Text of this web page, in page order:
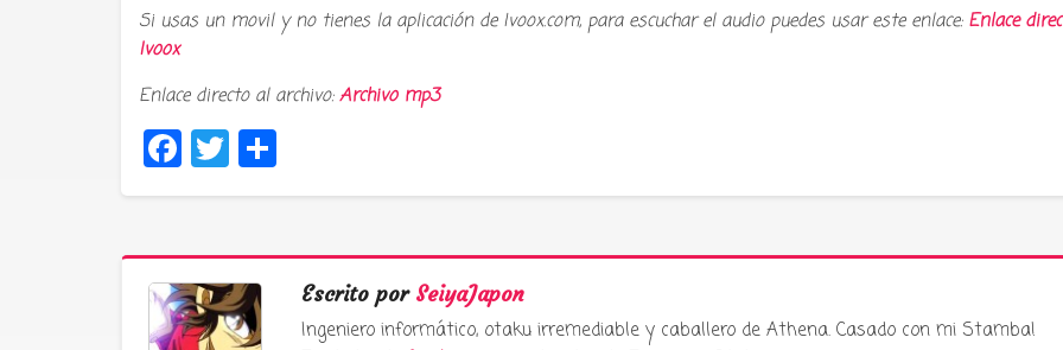
Si usas un movil y no tienes la aplicación de Ivoox.com, para escuchar el audio puedes usar este enlace: Enlace
Ivoox
Enlace directo al archivo:Archivo mp3
Facebook
Twitter
Escrito por SeiyaJapon
Ingeniero informático, otaku irremediable y caballero de Athena. Casado con mi Stamba!